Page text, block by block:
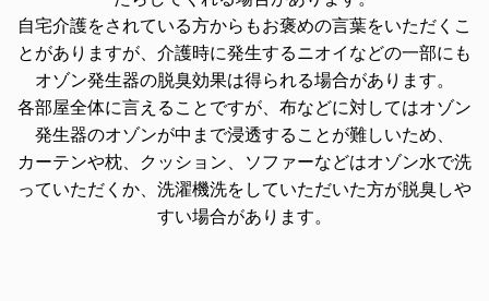
自宅介護をされている方からもお褒めの言葉をいただくこ
とがありますが、介護時に発生するニオイなどの一部にも
オゾン発生器の脱臭効果は得られる場合があります。
各部屋全体に言えることですが、布などに対してはオゾン
発生器のオゾンが中まで浸透することが難しいため、
カーテンや枕、クッション、ソファーなどはオゾン水で洗
っていただくか、洗濯機洗をしていただいた方が脱臭しや
すい場合があります。